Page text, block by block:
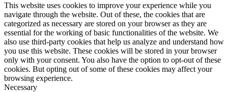
This website uses cookies to improve your experience while you
navigate through the website. Out of these, the cookies that are
categorized as necessary are stored on your browser as they are
essential for the working of basic functionalities of the website. We
also use third-party cookies that help us analyze and understand how
you use this website. These cookies will be stored in your browser
only with your consent. You also have the option to opt-out of these
cookies. But opting out of some of these cookies may affect your
browsing experience.
Necessary